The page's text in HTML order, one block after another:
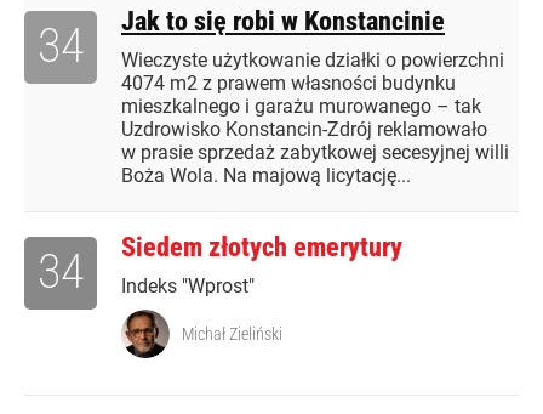
Jak to się robi w Konstancinie
Wieczyste użytkowanie działki o powierzchni
4074 m2 z prawem własności budynku
mieszkalnego i garażu murowanego – tak
Uzdrowisko Konstancin-Zdrój reklamowało
w prasie sprzedaż zabytkowej secesyjnej willi
Boża Wola. Na majową licytację...
34
Siedem złotych emerytury
Indeks "Wprost"
34
Michał Zieliński